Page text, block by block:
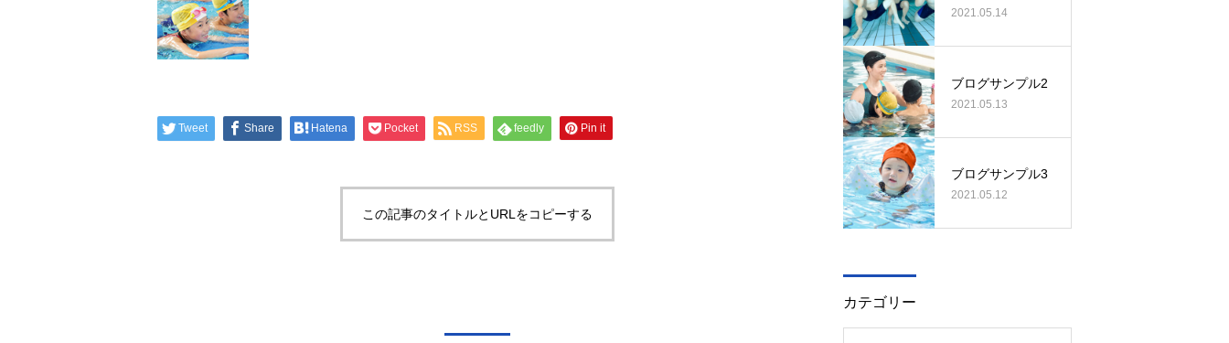
Tweet Share Hatena Pocket RSS feedly Pin it
この記事のタイトルとURLをコピーする
2021.05.14
ブログサンプル2
2021.05.13
ブログサンプル3
2021.05.12
カテゴリー